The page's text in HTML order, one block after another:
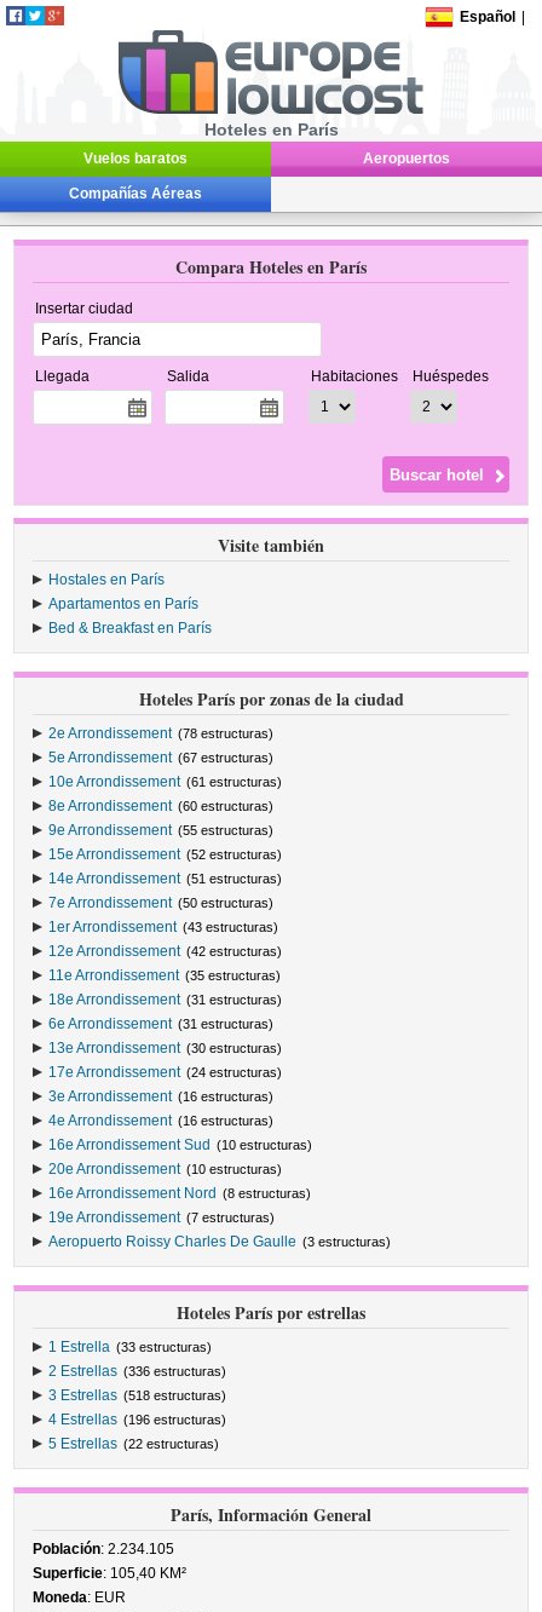
Español
Hoteles en París
Vuelos baratos Aeropuertos
Compañías Aéreas
Compara Hoteles en París
Insertar ciudad
Llegada Salida Habitaciones Huéspedes
Visite también
Hostales en París
Apartamentos en París
Bed & Breakfast en París
Hoteles París por zonas de la ciudad
2e Arrondissement (78 estructuras)
5e Arrondissement (67 estructuras)
10e Arrondissement (61 estructuras)
8e Arrondissement (60 estructuras)
9e Arrondissement (55 estructuras)
15e Arrondissement (52 estructuras)
14e Arrondissement (51 estructuras)
7e Arrondissement (50 estructuras)
1er Arrondissement (43 estructuras)
12e Arrondissement (42 estructuras)
11e Arrondissement (35 estructuras)
18e Arrondissement (31 estructuras)
6e Arrondissement (31 estructuras)
13e Arrondissement (30 estructuras)
17e Arrondissement (24 estructuras)
3e Arrondissement (16 estructuras)
4e Arrondissement (16 estructuras)
16e Arrondissement Sud (10 estructuras)
20e Arrondissement (10 estructuras)
16e Arrondissement Nord (8 estructuras)
19e Arrondissement (7 estructuras)
Aeropuerto Roissy Charles De Gaulle (3 estructuras)
Hoteles París por estrellas
1 Estrella (33 estructuras)
2 Estrellas (336 estructuras)
3 Estrellas (518 estructuras)
4 Estrellas (196 estructuras)
5 Estrellas (22 estructuras)
París, Información General
Población: 2.234.105
Superficie: 105,40 KM²
Moneda: EUR